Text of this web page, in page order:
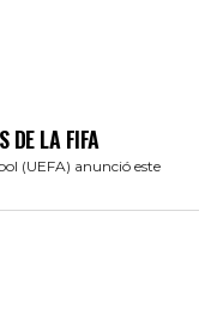
DE LA FIFA
(UEFA) anunció este